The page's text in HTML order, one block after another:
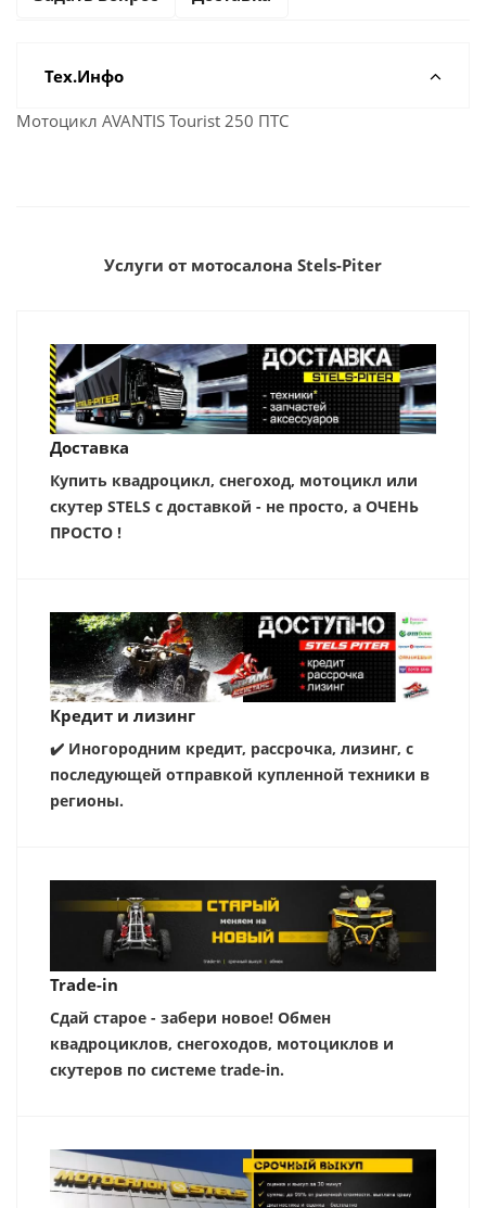
Тех.Инфо
Мотоцикл AVANTIS Tourist 250 ПТС
Услуги от мотосалона Stels-Piter
Доставка
Купить квадроцикл, снегоход, мотоцикл или
скутер STELS с доставкой - не просто, а ОЧЕНЬ
ПРОСТО !
Кредит и лизинг
✔️ Иногородним кредит, рассрочка, лизинг, с
последующей отправкой купленной техники в
регионы.
Trade-in
Сдай старое - забери новое! Обмен
квадроциклов, снегоходов, мотоциклов и
скутеров по системе trade-in.